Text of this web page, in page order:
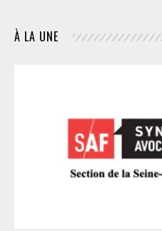
À LA UNE